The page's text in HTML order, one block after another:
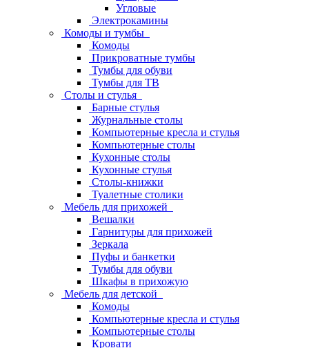
Угловые
Электрокамины
Комоды и тумбы
Комоды
Прикроватные тумбы
Тумбы для обуви
Тумбы для ТВ
Столы и стулья
Барные стулья
Журнальные столы
Компьютерные кресла и стулья
Компьютерные столы
Кухонные столы
Кухонные стулья
Столы-книжки
Туалетные столики
Мебель для прихожей
Вешалки
Гарнитуры для прихожей
Зеркала
Пуфы и банкетки
Тумбы для обуви
Шкафы в прихожую
Мебель для детской
Комоды
Компьютерные кресла и стулья
Компьютерные столы
Кровати